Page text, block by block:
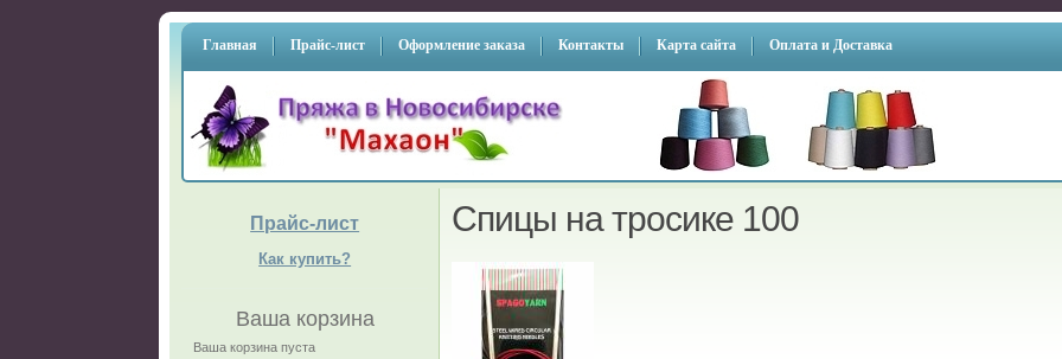
Главная Прайс-лист Оформление заказа Контакты Карта сайта Оплата и Доставка
Прайс-лист
Как купить?
Ваша корзина
Ваша корзина пуста
Спицы на тросике 100